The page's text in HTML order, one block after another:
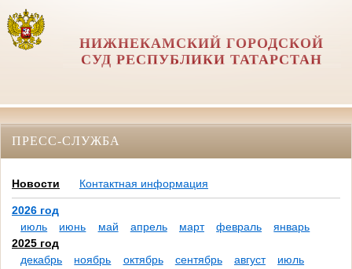
НИЖНЕКАМСКИЙ ГОРОДСКОЙ
СУД РЕСПУБЛИКИ ТАТАРСТАН
ПРЕСС-СЛУЖБА
Новости Контактная информация
2026 год
июль
июнь май апрель март февраль
январь
2025 год
декабрь
ноябрь октябрь сентябрь август
июль